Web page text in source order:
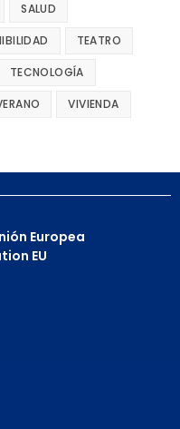
SALUD
TEATRO
TECNOLOGÍA
VIVIENDA
Europea
EU